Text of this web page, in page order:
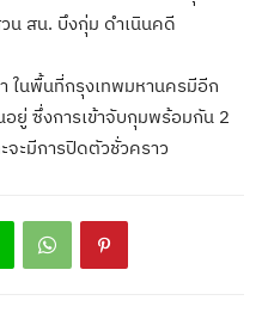
น สน. บึงกุ่ม ดำเนินคดี
ในพื้นที่กรุงเทพมหานครมีอีก
ยู่ ซึ่งการเข้าจับกุมพร้อมกัน 2
จะมีการปิดตัวชั่วคราว